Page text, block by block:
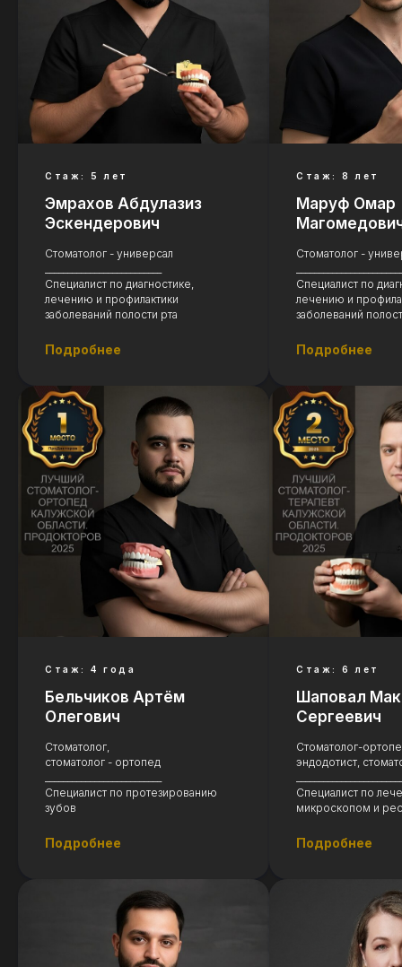
Стаж: 5 лет
Эмрахов Абдулазиз
Эскендерович
Стоматолог - универсал
Специалист по диагностике,
лечению и профилактики
заболеваний полости рта
Подробнее
Стаж: 8 лет
Маруф Омар
Стоматолог -
Специалист по
лечению и
заболеваний
Подробнее
Стаж: 4 года
Бельчиков Артём
Олегович
Стоматолог,
стоматолог - ортопед
Специалист по протезированию
зубов
Подробнее
Стаж: 6 лет
Шаповал
Сергеевич
Стоматолог-
эндодотист,
Специалист по
микроскопом и
Подробнее